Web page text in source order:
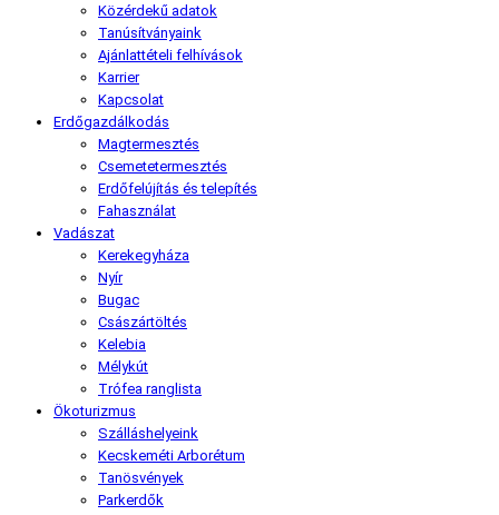
Közérdekű adatok
Tanúsítványaink
Ajánlattételi felhívások
Karrier
Kapcsolat
Erdőgazdálkodás
Magtermesztés
Csemetetermesztés
Erdőfelújítás és telepítés
Fahasználat
Vadászat
Kerekegyháza
Nyír
Bugac
Császártöltés
Kelebia
Mélykút
Trófea ranglista
Ökoturizmus
Szálláshelyeink
Kecskeméti Arborétum
Tanösvények
Parkerdők